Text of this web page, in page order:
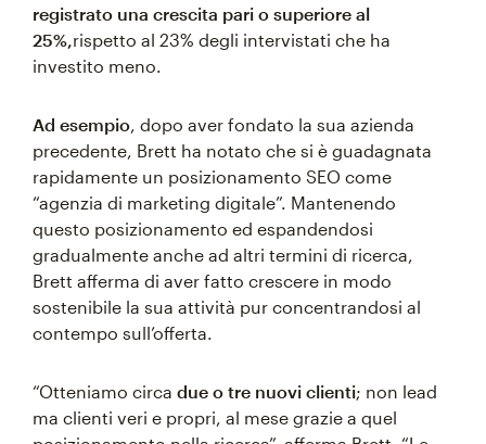
registrato una crescita pari o superiore al
25%,rispetto al 23% degli intervistati che ha
investito meno.
Ad esempio, dopo aver fondato la sua azienda
precedente, Brett ha notato che si è guadagnata
rapidamente un posizionamento SEO come
“agenzia di marketing digitale”. Mantenendo
questo posizionamento ed espandendosi
gradualmente anche ad altri termini di ricerca,
Brett afferma di aver fatto crescere in modo
sostenibile la sua attività pur concentrandosi al
contempo sull’offerta.
“Otteniamo circa due o tre nuovi clienti; non lead
ma clienti veri e propri, al mese grazie a quel